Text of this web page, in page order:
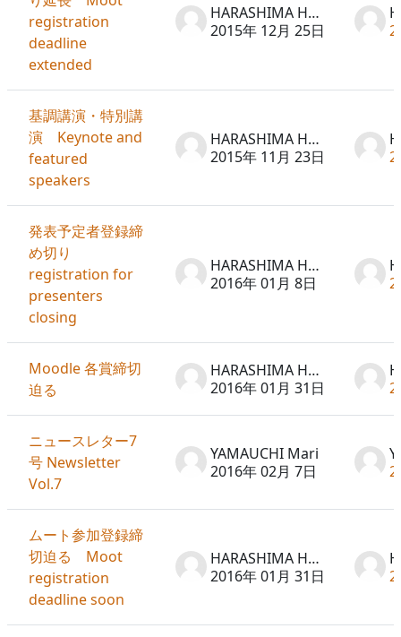
registration
deadline
extended
HARASHIMA Hideto
2015年 12月 25日
基調講演・特別講
演 Keynote and
featured
speakers
HARASHIMA Hideto
2015年 11月 23日
発表予定者登録締
め切り
registration for
presenters
closing
HARASHIMA Hideto
2016年 01月 8日
Moodle 各賞締切
迫る
HARASHIMA Hideto
2016年 01月 31日
ニュースレター7
号 Newsletter
Vol.7
YAMAUCHI Mari
2016年 02月 7日
ムート参加登録締
切迫る Moot
registration
deadline soon
HARASHIMA Hideto
2016年 01月 31日